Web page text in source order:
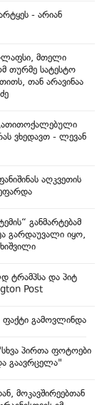
- არიან
მთელი
თურმე სატესტო
თან არავინაა
ვხედავთ - ლევან
აღკვეთის
განმარტებამ
გარდაუვალი იყო,
ტრამპსა და პიტ
Post
გამოვლინდა
პირთა ფოტოები
გაავრცელა"
მოკავშირეებთან